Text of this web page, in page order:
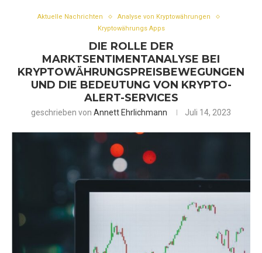
Aktuelle Nachrichten
Analyse von Kryptowährungen
Kryptowährungs Apps
DIE ROLLE DER
MARKTSENTIMENTANALYSE BEI
KRYPTOWÄHRUNGSPREISBEWEGUNGEN
UND DIE BEDEUTUNG VON KRYPTO-
ALERT-SERVICES
geschrieben von Annett Ehrlichmann Juli 14, 2023